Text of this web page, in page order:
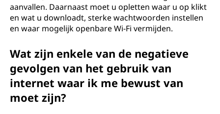
aanvallen. Daarnaast moet u opletten waar u op klikt
en wat u downloadt, sterke wachtwoorden instellen
en waar mogelijk openbare Wi-Fi vermijden.
Wat zijn enkele van de negatieve
gevolgen van het gebruik van
internet waar ik me bewust van
moet zijn?